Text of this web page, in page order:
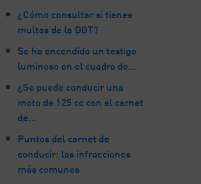
¿Cómo consultar si tienes
multas de la DGT?
Se ha encendido un testigo
luminoso en el cuadro de…
¿Se puede conducir una
moto de 125 cc con el carnet
de…
Puntos del carnet de
conducir: las infracciones
más comunes